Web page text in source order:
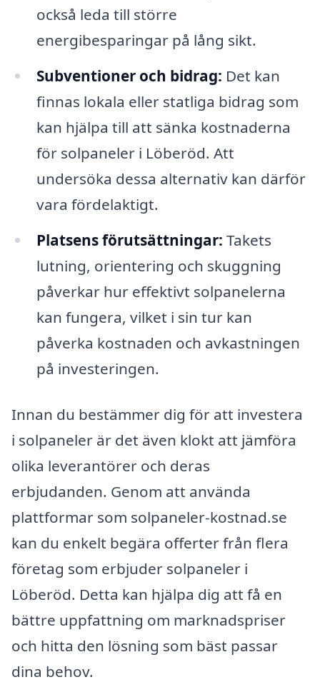
också leda till större
energibesparingar på lång sikt.
Subventioner och bidrag: Det kan
finnas lokala eller statliga bidrag som
kan hjälpa till att sänka kostnaderna
för solpaneler i Löberöd. Att
undersöka dessa alternativ kan därför
vara fördelaktigt.
Platsens förutsättningar: Takets
lutning, orientering och skuggning
påverkar hur effektivt solpanelerna
kan fungera, vilket i sin tur kan
påverka kostnaden och avkastningen
på investeringen.
Innan du bestämmer dig för att investera
i solpaneler är det även klokt att jämföra
olika leverantörer och deras
erbjudanden. Genom att använda
plattformar som solpaneler-kostnad.se
kan du enkelt begära offerter från flera
företag som erbjuder solpaneler i
Löberöd. Detta kan hjälpa dig att få en
bättre uppfattning om marknadspriser
och hitta den lösning som bäst passar
dina behov.